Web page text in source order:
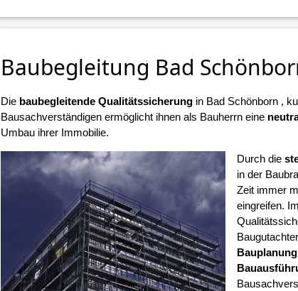
Baubegleitung Bad
Die baubegleitende Qualitätssicherungin Bad Schönborn ,
Bausachverständigen ermöglicht ihnen als Bauherrn eine
Umbau ihrer Immobilie.
Durch die
in der
Zeit immer
eingreifen.
Bauplanung